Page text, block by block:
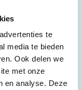
te
media te bieden
Ook delen we
met onze
en analyse. Deze
Canon pixma
ip4500, Canon
pixma ix4000,
Canon pixma
mp530, Canon
pixma mp610,